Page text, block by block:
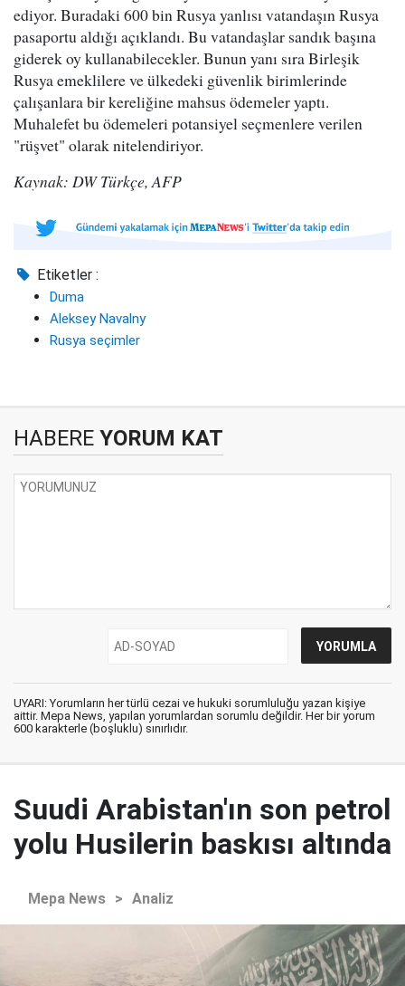
ediyor. Buradaki 600 bin Rusya yanlısı vatandaşın Rusya
pasaportu aldığı açıklandı. Bu vatandaşlar sandık başına
giderek oy kullanabilecekler. Bunun yanı sıra Birleşik
Rusya emeklilere ve ülkedeki güvenlik birimlerinde
çalışanlara bir kereliğine mahsus ödemeler yaptı.
Muhalefet bu ödemeleri potansiyel seçmenlere verilen
"rüşvet" olarak nitelendiriyor.
Kaynak: DW Türkçe, AFP
Etiketler :
Duma
Aleksey Navalny
Rusya seçimler
HABERE YORUM KAT
UYARI: Yorumların her türlü cezai ve hukuki sorumluluğu yazan kişiye
aittir. Mepa News, yapılan yorumlardan sorumlu değildir. Her bir yorum
600 karakterle (boşluklu) sınırlıdır.
Suudi Arabistan'ın son petrol
yolu Husilerin baskısı altında
Mepa News > Analiz